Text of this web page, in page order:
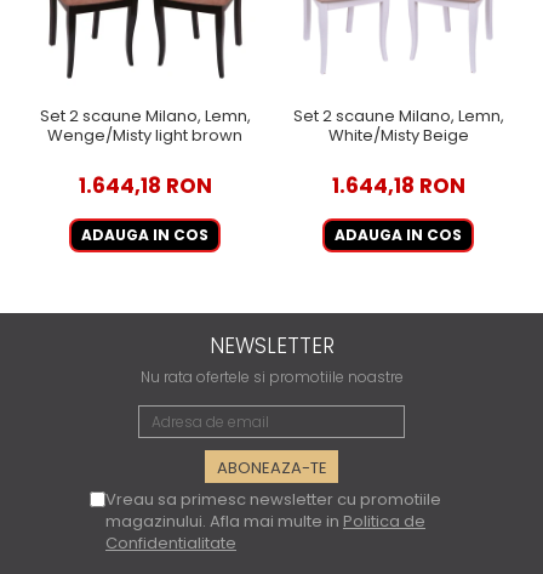
Set 2 scaune Milano, Lemn,
Wenge/Misty light brown
1.644,18 RON
ADAUGA IN COS
Set 2 scaune Milano, Lemn,
White/Misty Beige
1.644,18 RON
ADAUGA IN COS
NEWSLETTER
Nu rata ofertele si promotiile noastre
Vreau sa primesc newsletter cu promotiile
magazinului. Afla mai multe in Politica de
Confidentialitate